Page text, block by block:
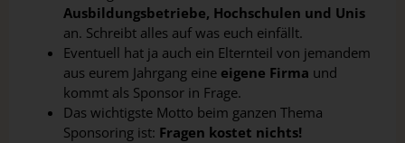
Ausbildungsbetriebe, Hochschulen und Unis
an. Schreibt alles auf was euch einfällt.
Eventuell hat ja auch ein Elternteil von jemandem
aus eurem Jahrgang eine eigene Firma und
kommt als Sponsor in Frage.
Das wichtigste Motto beim ganzen Thema
Sponsoring ist: Fragen kostet nichts!